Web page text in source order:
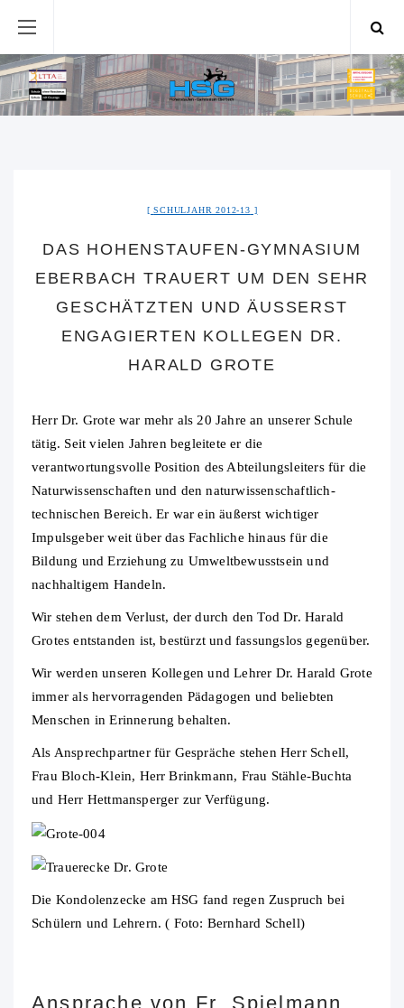
SCHULJAHR 2012-13
DAS HOHENSTAUFEN-GYMNASIUM
EBERBACH TRAUERT UM DEN SEHR
GESCHÄTZTEN UND ÄUSSERST E
NGAGIERTEN KOLLEGEN DR. H
ARALD GROTE
Herr Dr. Grote war mehr als 20 Jahre an unserer Schule
tätig. Seit vielen Jahren begleitete er die
verantwortungsvolle Position des Abteilungsleiters für die
Naturwissenschaften und den naturwissenschaftlich-
technischen Bereich. Er war ein äußerst wichtiger
Impulsgeber weit über das Fachliche hinaus für die
Bildung und Erziehung zu Umweltbewusstsein und
nachhaltigem Handeln.
Wir stehen dem Verlust, der durch den Tod Dr. Harald
Grotes entstanden ist, bestürzt und fassungslos gegenüber.
Wir werden unseren Kollegen und Lehrer Dr. Harald Grote
immer als hervorragenden Pädagogen und beliebten
Menschen in Erinnerung behalten.
Als Ansprechpartner für Gespräche stehen Herr Schell,
Frau Bloch-Klein, Herr Brinkmann, Frau Stähle-Buchta
und Herr Hettmansperger zur Verfügung.
Die Kondolenzecke am HSG fand regen Zuspruch bei
Schülern und Lehrern. ( Foto: Bernhard Schell)
Ansprache von Fr. Spielmann